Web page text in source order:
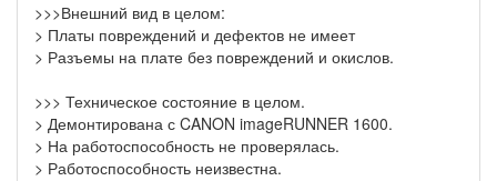
>>>Внешний вид в целом:
> Платы повреждений и дефектов не имеет
> Разъемы на плате без повреждений и окислов.
>>> Техническое состояние в целом.
> Демонтирована с CANON imageRUNNER 1600.
> На работоспособность не проверялась.
> Работоспособность неизвестна.